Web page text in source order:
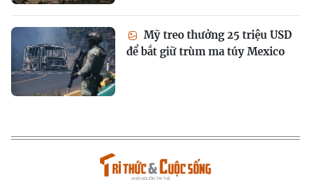
Mỹ treo thưởng 25 triệu USD
để bắt giữ trùm ma túy Mexico